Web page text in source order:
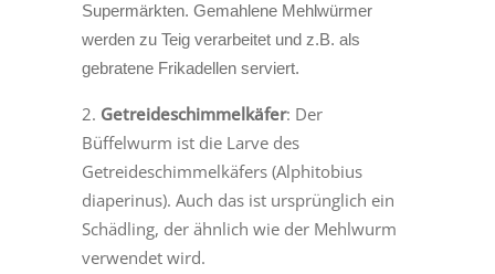
Supermärkten. Gemahlene Mehlwürmer
werden zu Teig verarbeitet und z.B. als
gebratene Frikadellen serviert.
Getreideschimmelkäfer: Der
Büffelwurm ist die Larve des
Getreideschimmelkäfers (Alphitobius
diaperinus). Auch das ist ursprünglich ein
Schädling, der ähnlich wie der Mehlwurm
verwendet wird.